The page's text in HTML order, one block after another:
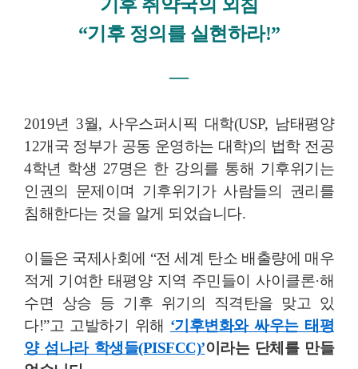
기후 취약국의 외침
“기후 정의를 실현하라!”
―
2019년 3월, 사우스퍼시픽 대학(USP, 남태평양
12개국 정부가 공동 운영하는 대학)의 법학 전공
4학년 학생 27명은 한 강의를 통해 기후위기는
인권의 문제이며 기후위기가 사람들의 권리를
침해한다는 것을 알게 되었습니다.
이들은 국제사회에 “전 세계 탄소 배출량에 매우
적게 기여한 태평양 지역 주민들이 사이클론·해
수면 상승 등 기후 위기의 직격탄을 맞고 있
다!”고 고발하기 위해 ‘기후변화와 싸우는 태평
양 섬나라 학생들(PISFCC)’이라는 단체를 만들